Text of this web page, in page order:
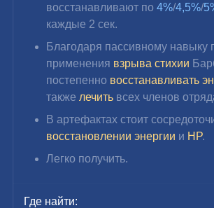
восстанавливают по 4%/4,5%/
каждые 2 сек.
Благодаря пассивному навыку
применения взрыва стихии
постепенно восстанавливать
также лечить всех членов
В артефактах стоит
восстановлении энергии и HP.
Легко получить.
Где найти: